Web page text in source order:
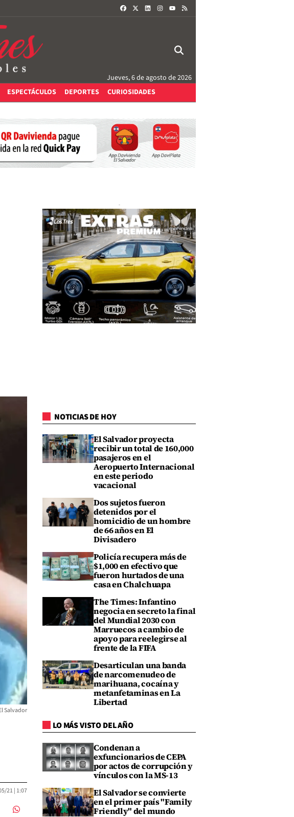
FACEBOOKLINKEDININSTAGRAM
Jueves, 6 de agosto de 2026
ESPECTÁCULOS DEPORTES CURIOSIDADES
Salvador
21 | 1:07
NOTICIAS DE HOY
El Salvador proyecta
recibir un total de 160,000
pasajeros en el
Aeropuerto Internacional
en este periodo
vacacional
Dos sujetos fueron
detenidos por el
homicidio de un hombre
de 66 años en El
Divisadero
Policía recupera más de
$1,000 en efectivo que
fueron hurtados de una
casa en Chalchuapa
The Times: Infantino
negocia en secreto la final
del Mundial 2030 con
Marruecos a cambio de
apoyo para reelegirse al
frente de la FIFA
Desarticulan una banda
de narcomenudeo de
marihuana, cocaína y
metanfetaminas en La
Libertad
LO MÁS VISTO DEL AÑO
Condenan a
exfuncionarios de CEPA
por actos de corrupción y
vínculos con la MS-13
El Salvador se convierte
en el primer país "Family
Friendly" del mundo